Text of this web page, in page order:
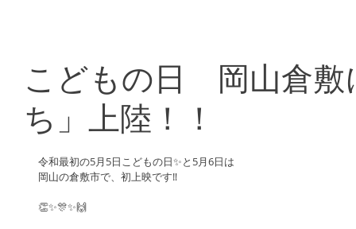
こどもの日 岡山倉敷
ち」上陸！！
令和最初の5月5日こどもの日✨と5月6日は
岡山の倉敷市で、初上映です‼️
👏✨🎊✨🙌